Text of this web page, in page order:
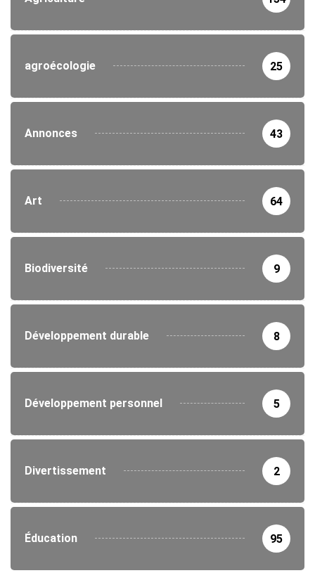
agroécologie 25
Annonces 43
Art 64
Biodiversité 9
Développement durable 8
Développement personnel 5
Divertissement 2
Éducation 95